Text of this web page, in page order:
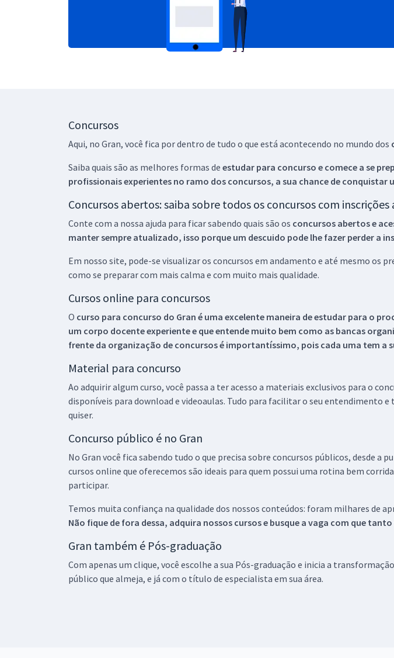
Concursos
Aqui, no Gran, você fica por dentro de tudo o que está acontecendo no mundo dos
Saiba quais são as melhores formas de estudar para concurso e comece a se
profissionais experientes no ramo dos concursos, a sua chance de conquistar
Concursos abertos: saiba sobre todos os concursos com
Conte com a nossa ajuda para ficar sabendo quais são os concursos abertos e
manter sempre atualizado, isso porque um descuido pode lhe fazer perder a
Em nosso site, pode-se visualizar os concursos em andamento e até mesmo os
como se preparar com mais calma e com muito mais qualidade.
Cursos online para concursos
O curso para concurso do Gran é uma excelente maneira de estudar para o
um corpo docente experiente e que entende muito bem como as bancas
frente da organização de concursos é importantíssimo, pois cada uma tem a
Material para concurso
Ao adquirir algum curso, você passa a ter acesso a materiais exclusivos para o
disponíveis para download e videoaulas. Tudo para facilitar o seu entendimento
quiser.
Concurso público é no Gran
No Gran você fica sabendo tudo o que precisa sobre concursos públicos, desde
cursos online que oferecemos são ideais para quem possui uma rotina bem
participar.
Temos muita confiança na qualidade dos nossos conteúdos: foram milhares de
Não fique de fora dessa, adquira nossos cursos e busque a vaga com que
Gran também é Pós-graduação
Com apenas um clique, você escolhe a sua Pós-graduação e inicia a
público que almeja, e já com o título de especialista em sua área.